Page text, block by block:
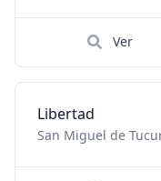
Ver
Libertad
San Miguel de